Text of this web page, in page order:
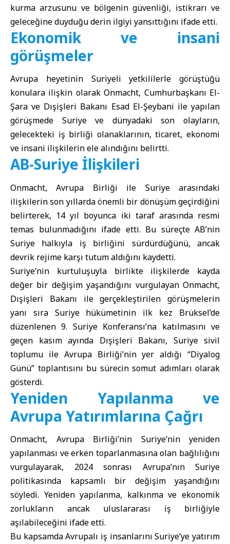
kurma arzusunu ve bölgenin güvenliği, istikrarı ve
geleceğine duyduğu derin ilgiyi yansıttığını ifade etti.
Ekonomik ve insani
görüşmeler
Avrupa heyetinin Suriyeli yetkililerle görüştüğü
konulara ilişkin olarak Onmacht, Cumhurbaşkanı El-
Şarave Dışişleri Bakanı Esad El-Şeybani ile yapılan
görüşmede Suriye ve dünyadaki son olayların,
gelecekteki iş birliği olanaklarının, ticaret, ekonomi
ve insani ilişkilerin ele alındığını belirtti.
AB-Suriye İlişkileri
Onmacht, Avrupa Birliği ile Suriye arasındaki
ilişkilerin son yıllarda önemli bir dönüşüm geçirdiğini
belirterek, 14 yıl boyunca iki taraf arasında resmi
temas bulunmadığını ifade etti. Bu süreçte AB’nin
Suriye halkıyla iş birliğini sürdürdüğünü, ancak
devrik rejime karşı tutum aldığını kaydetti.
Suriye’nin kurtuluşuyla birlikte ilişkilerde kayda
değer bir değişim yaşandığını vurgulayan Onmacht,
Dışişleri Bakanı ile gerçekleştirilen görüşmelerin
yanı sıra Suriye hükümetinin ilk kez Brüksel’de
düzenlenen 9. Suriye Konferansı’na katılmasını ve
geçen kasım ayında Dışişleri Bakanı, Suriye sivil
toplumu ile Avrupa Birliği’nin yer aldığı “Diyalog
Günü” toplantısını bu sürecin somut adımları olarak
gösterdi.
Yeniden Yapılanma ve
Avrupa Yatırımlarına Çağrı
Onmacht, Avrupa Birliği’nin Suriye’nin yeniden
yapılanması ve erken toparlanmasına olan bağlılığını
vurgulayarak, 2024 sonrası Avrupa’nın Suriye
politikasında kapsamlı bir değişim yaşandığını
söyledi. Yeniden yapılanma, kalkınma ve ekonomik
zorlukların ancak uluslararası iş birliğiyle
aşılabileceğini ifade etti.
Bu kapsamda Avrupalı iş insanlarını Suriye’ye yatırım